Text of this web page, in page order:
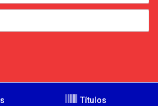
Títulos